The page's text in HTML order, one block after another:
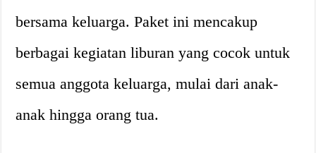
bersama keluarga. Paket ini mencakup
berbagai kegiatan liburan yang cocok untuk
semua anggota keluarga, mulai dari anak-
anak hingga orang tua.